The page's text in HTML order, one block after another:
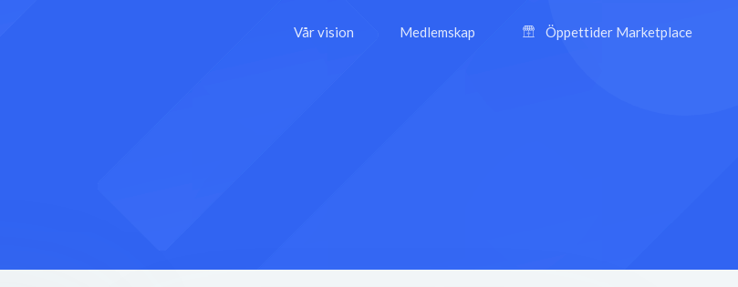
Vår vision Medlemskap Öppettider Marketplace